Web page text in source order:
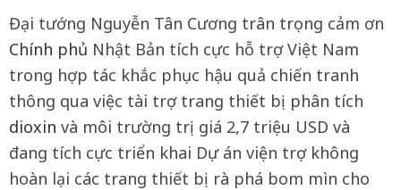
Đại tướng Nguyễn Tân Cương trân trọng cảm ơn
Chính phủ Nhật Bản tích cực hỗ trợ Việt Nam
trong hợp tác khắc phục hậu quả chiến tranh
thông qua việc tài trợ trang thiết bị phân tích
dioxin và môi trường trị giá 2,7 triệu USD và
đang tích cực triển khai Dự án viện trợ không
hoàn lại các trang thiết bị rà phá bom mìn cho